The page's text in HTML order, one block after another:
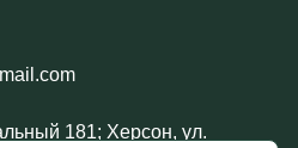
181; Херсон, ул.